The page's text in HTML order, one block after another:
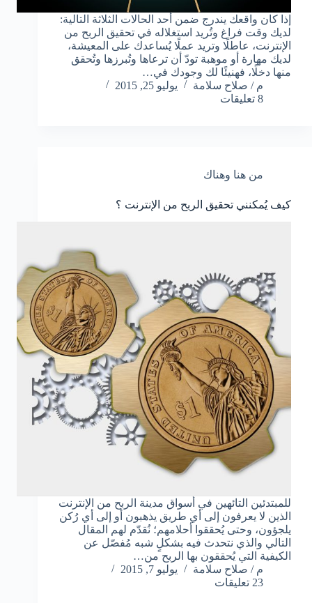
إذا كان واقعك يندرج ضمن أحد الحالات الثلاثة التالية:
لديك وقت فراغ وتُريد استغلاله في تحقيق الربح من
الإنترنت، عاطلًا وتريد عملًا يُساعدك على المعيشة،
لديك مهارة أو موهبة تودّ أن ترعاها وتُبرزها وتُحقق
منها دخلًا، فهنيئًا لك وجودك في…
م / صلاح سلامة
يوليو 25, 2015
8 تعليقات
من هنا وهناك
كيف يُمكنني تحقيق الربح من الإنترنت ؟
للمبتدئين التائهين في أسواق مدينة الربح من الإنترنت
الذين لا يعرفون إلى أي طريق يذهبون أو إلى أي رُكن
يلجؤون، وحتى يُحققوا أحلامهم؛ نُقدّم لهم المقال
التالي والذي نتحدث فيه بشكلٍ شبه مُفصّل عن
الكيفية التي يُحققون بها الربح من…
م / صلاح سلامة
يوليو 7, 2015
23 تعليقات